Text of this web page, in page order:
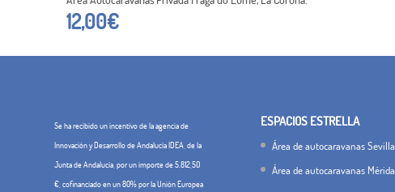
12,00€
Se ha recibido un incentivo de la agencia de
Innovación y Desarrollo de Andalucía IDEA, de la
Junta de Andalucía, por un importe de 5.812,50
€, cofinanciado en un 80% por la Unión Europea
ESPACIOS ESTRELLA
Área de autocaravanas Sevilla
Área de autocaravanas Mérida